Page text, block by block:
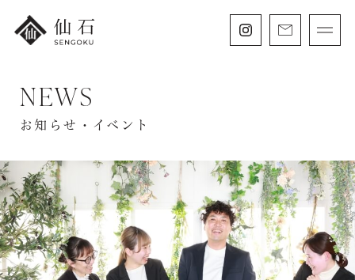
FURISODE 振袖・紋付袴レンタル
HAKAMA 卒業袴レンタル
SHICHIGOSAN
七五三・
にぶんのいち成人式
NEWS
お知らせ・イベント